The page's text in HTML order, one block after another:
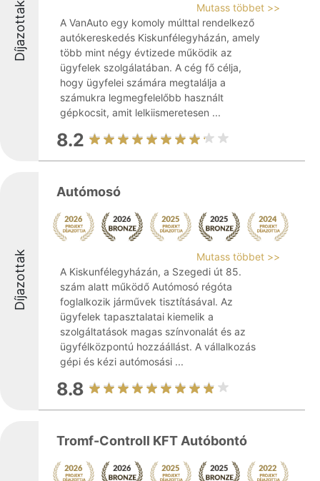
Díjazottak
Mutass többet >>
A VanAuto egy komoly múlttal rendelkező
autókereskedés Kiskunfélegyházán, amely
több mint négy évtizede működik az
ügyfelek szolgálatában. A cég fő célja,
hogy ügyfelei számára megtalálja a
számukra legmegfelelőbb használt
gépkocsit, amit lelkiismeretesen ...
8.2
Díjazottak
Autómosó
Mutass többet >>
A Kiskunfélegyházán, a Szegedi út 85.
szám alatt működő Autómosó régóta
foglalkozik járművek tisztításával. Az
ügyfelek tapasztalatai kiemelik a
szolgáltatások magas színvonalát és az
ügyfélközpontú hozzáállást. A vállalkozás
gépi és kézi autómosási ...
8.8
Tromf-Controll KFT Autóbontó